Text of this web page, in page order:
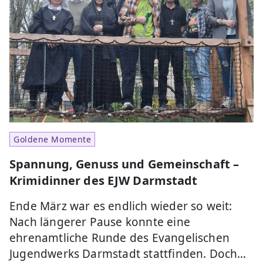
Goldene Momente
Spannung, Genuss und Gemeinschaft –
Krimidinner des EJW Darmstadt
Ende März war es endlich wieder so weit:
Nach längerer Pause konnte eine
ehrenamtliche Runde des Evangelischen
Jugendwerks Darmstadt stattfinden. Doch…